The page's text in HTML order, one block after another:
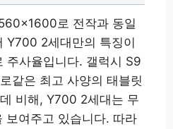
로 전작과 동일
Y700 2세대만의 특징이
주사율입니다. 갤럭시 S9
같은 최고 사양의 태블릿
비해, Y700 2세대는 무
보여주고 있습니다. 따라